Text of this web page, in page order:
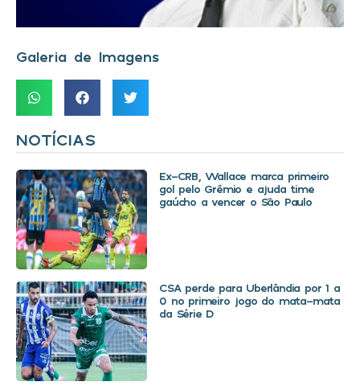
Galeria de Imagens
NOTÍCIAS
Ex-CRB, Wallace marca primeiro
gol pelo Grêmio e ajuda time
gaúcho a vencer o São Paulo
CSA perde para Uberlândia por 1 a
0 no primeiro jogo do mata-mata
da Série D